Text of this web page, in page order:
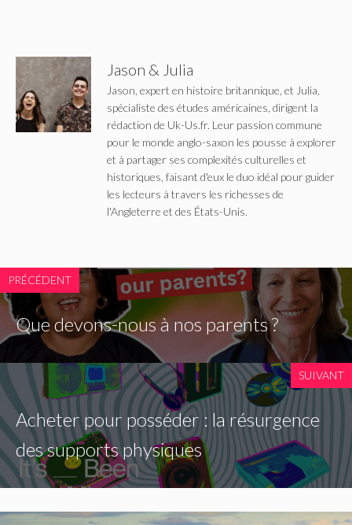
Jason & Julia
Jason, expert en histoire britannique, et Julia,
spécialiste des études américaines, dirigent la
rédaction de Uk-Us.fr. Leur passion commune
pour le monde anglo-saxon les pousse à explorer
et à partager ses complexités culturelles et
historiques, faisant d'eux le duo idéal pour guider
les lecteurs à travers les richesses de
l'Angleterre et des États-Unis.
PRÉCÉDENT
Que devons-nous à nos parents ?
SUIVANT
Acheter pour posséder : la résurgence
des supports physiques